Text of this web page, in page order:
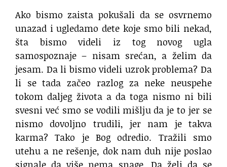
Ako bismo zaista pokušali da se osvrnemo
unazad i ugledamo dete koje smo bili nekad,
šta bismo videli iz tog novog ugla
samospoznaje – nisam srećan, a želim da
jesam. Da li bismo videli uzrok problema? Da
li se tada začeo razlog za neke neuspehe
tokom daljeg života a da toga nismo ni bili
svesni već smo se vodili mišlju da je to jer se
nismo dovoljno trudili, jer nam je takva
karma? Tako je Bog odredio. Tražili smo
utehu a ne rešenje, dok nam duh nije poslao